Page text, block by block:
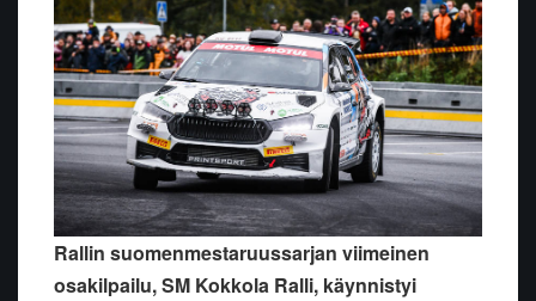
Rallin suomenmestaruussarjan viimeinen
osakilpailu, SM Kokkola Ralli, käynnistyi